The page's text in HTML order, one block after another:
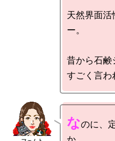
天然界面
ー。
昔から石鹸
なのに、